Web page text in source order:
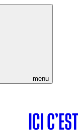
menu